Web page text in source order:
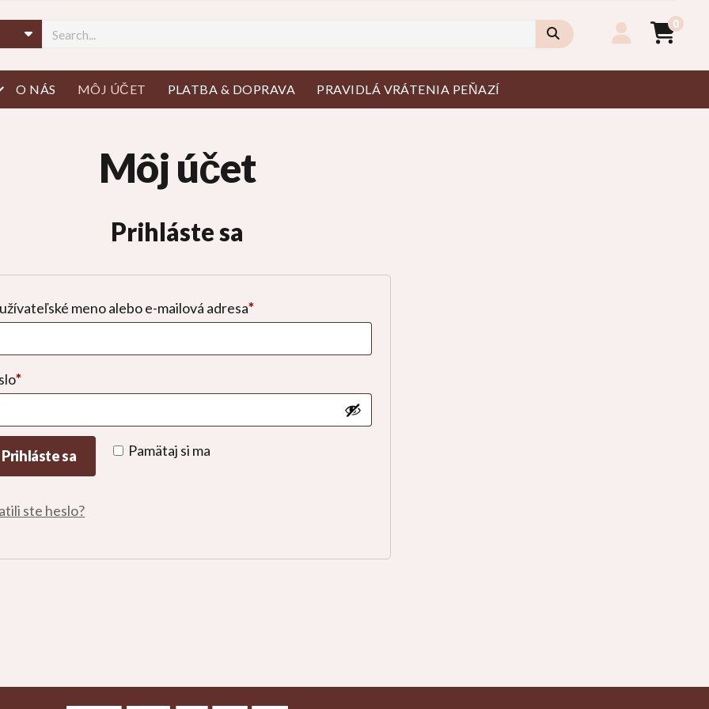
0
menu
O NÁS MÔJ ÚČET PLATBA & DOPRAVA PRAVIDLÁ VRÁTENIA PEŇAZÍ
Môj účet
Prihláste sa
meno alebo e-mailová adresa*Povinné
*Povinné
Pamätaj si ma
Prihláste sa
ste heslo?